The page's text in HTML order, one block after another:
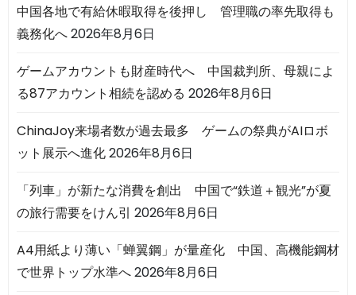
中国各地で有給休暇取得を後押し 管理職の率先取得も
義務化へ2026年8月6日
ゲームアカウントも財産時代へ 中国裁判所、母親によ
る87アカウント相続を認める 2026年8月6日
ChinaJoy来場者数が過去最多 ゲームの祭典がAIロボ
ット展示へ進化2026年8月6日
「列車」が新たな消費を創出 中国で“鉄道＋観光”が夏
の旅行需要をけん引 2026年8月6日
A4用紙より薄い「蝉翼鋼」が量産化 中国、高機能鋼材
で世界トップ水準へ2026年8月6日